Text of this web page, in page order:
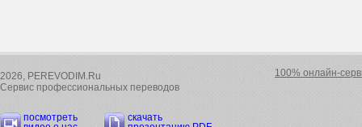
2026, PEREVODIM.Ru
Сервис профессиональных переводов
посмотреть
скачать
100% онлайн-